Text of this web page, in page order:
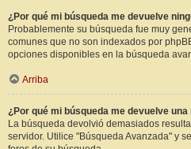
¿Por qué mi búsqueda me devuelve
Probablemente su búsqueda fue muy
comunes que no son indexados por
opciones disponibles en la búsqueda
Arriba
¿Por qué mi búsqueda me devuelve una
La búsqueda devolvió demasiados
servidor. Utilice "Búsqueda Avanzada" y